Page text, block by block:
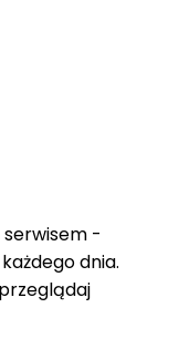
-
dnia.